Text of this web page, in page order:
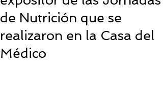
de Nutrición que se
realizaron en la Casa del
Médico